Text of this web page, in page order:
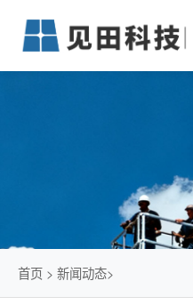
业务中心
仓储物流通道解决方
智能立体库解决方案
简易升降机解决方案
新闻动态
传统仓储物流
石油化工行业
发展历程
首页 > 新闻动态>